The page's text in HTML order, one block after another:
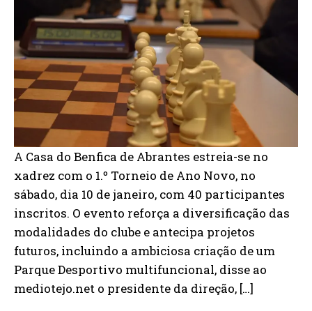
A Casa do Benfica de Abrantes estreia-se no
xadrez com o 1.º Torneio de Ano Novo, no
sábado, dia 10 de janeiro, com 40 participantes
inscritos. O evento reforça a diversificação das
modalidades do clube e antecipa projetos
futuros, incluindo a ambiciosa criação de um
Parque Desportivo multifuncional, disse ao
mediotejo.net o presidente da direção, […]